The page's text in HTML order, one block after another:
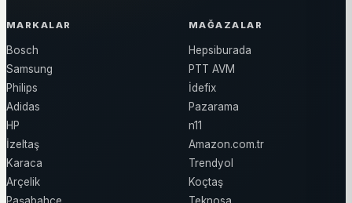
MARKALAR
Bosch
Samsung
Philips
Adidas
HP
İzeltaş
Karaca
Arçelik
MAĞAZALAR
Hepsiburada
PTT AVM
İdefix
Pazarama
n11
Amazon.com.tr
Trendyol
Koçtaş